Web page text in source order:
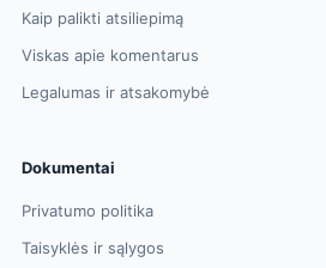
Kaip palikti atsiliepimą
Viskas apie komentarus
Legalumas ir atsakomybė
Dokumentai
Privatumo politika
Taisyklės ir sąlygos